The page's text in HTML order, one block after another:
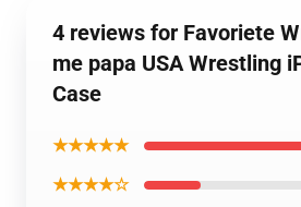
4 reviews for Favoriete
me papa USA Wrestling
Case
★★★★★
★★★★☆